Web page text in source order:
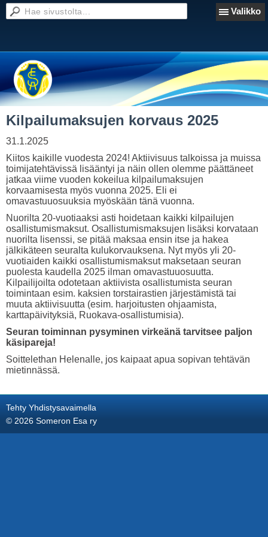
Valikko
Kilpailumaksujen korvaus 2025
31.1.2025
Kiitos kaikille vuodesta 2024! Aktiivisuus talkoissa ja muissa
toimijatehtävissä lisääntyi ja näin ollen olemme päättäneet
jatkaa viime vuoden kokeilua kilpailumaksujen
korvaamisesta myös vuonna 2025. Eli ei
omavastuuosuuksia myöskään tänä vuonna.
Nuorilta 20-vuotiaaksi asti hoidetaan kaikki kilpailujen
osallistumismaksut. Osallistumismaksujen lisäksi korvataan
nuorilta lisenssi, se pitää maksaa ensin itse ja hakea
jälkikäteen seuralta kulukorvauksena. Nyt myös yli 20-
vuotiaiden kaikki osallistumismaksut maksetaan seuran
puolesta kaudella 2025 ilman omavastuuosuutta.
Kilpailijoilta odotetaan aktiivista osallistumista seuran
toimintaan esim. kaksien torstairastien järjestämistä tai
muuta aktiivisuutta (esim. harjoitusten ohjaamista,
karttapäivityksiä, Ruokava-osallistumisia).
Seuran toiminnan pysyminen virkeänä tarvitsee paljon
käsipareja!
Soittelethan Helenalle, jos kaipaat apua sopivan tehtävän
mietinnässä.
Tehty Yhdistysavaimella
© 2026 Someron Esa ry